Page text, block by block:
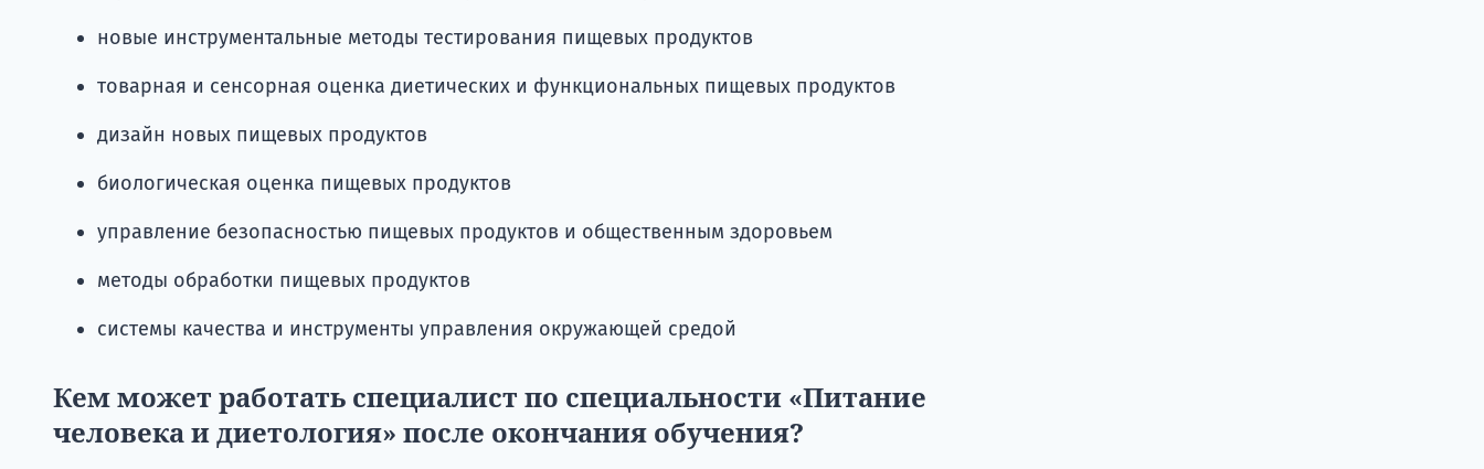
новые инструментальные методы тестирования пищевых продуктов
товарная и сенсорная оценка диетических и функциональных пищевых продуктов
дизайн новых пищевых продуктов
биологическая оценка пищевых продуктов
управление безопасностью пищевых продуктов и общественным здоровьем
методы обработки пищевых продуктов
системы качества и инструменты управления окружающей средой
Кем может работать специалист по специальности «Питание
человека и диетология» после окончания обучения?